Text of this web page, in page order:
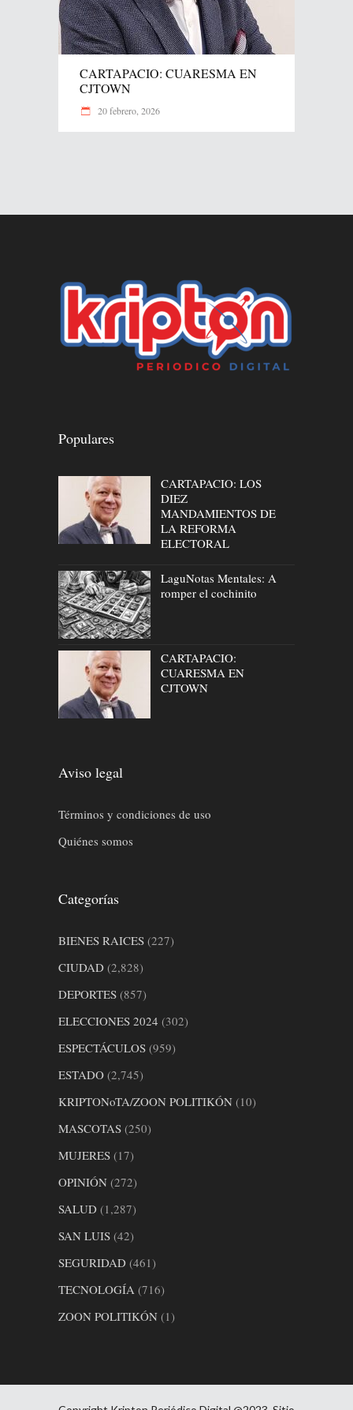
CARTAPACIO: CUARESMA EN
CJTOWN
20 febrero, 2026
Populares
CARTAPACIO: LOS
DIEZ
MANDAMIENTOS DE
LA REFORMA
ELECTORAL
LaguNotas Mentales: A
romper el cochinito
CARTAPACIO:
CUARESMA EN
CJTOWN
Aviso legal
Términos y condiciones de uso
Quiénes somos
Categorías
BIENES RAICES (227)
CIUDAD (2,828)
DEPORTES (857)
ELECCIONES 2024 (302)
ESPECTÁCULOS (959)
ESTADO (2,745)
KRIPTONoTA/ZOON POLITIKÓN (10)
MASCOTAS (250)
MUJERES (17)
OPINIÓN (272)
SALUD (1,287)
SAN LUIS (42)
SEGURIDAD (461)
TECNOLOGÍA (716)
ZOON POLITIKÓN (1)